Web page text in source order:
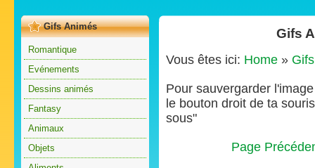
Gifs Animés
Romantique
Evénements
Dessins animés
Fantasy
Animaux
Objets
Gifs
Vous êtes ici: Home »
Pour sauvergarder
le bouton droit de ta
sous"
Page